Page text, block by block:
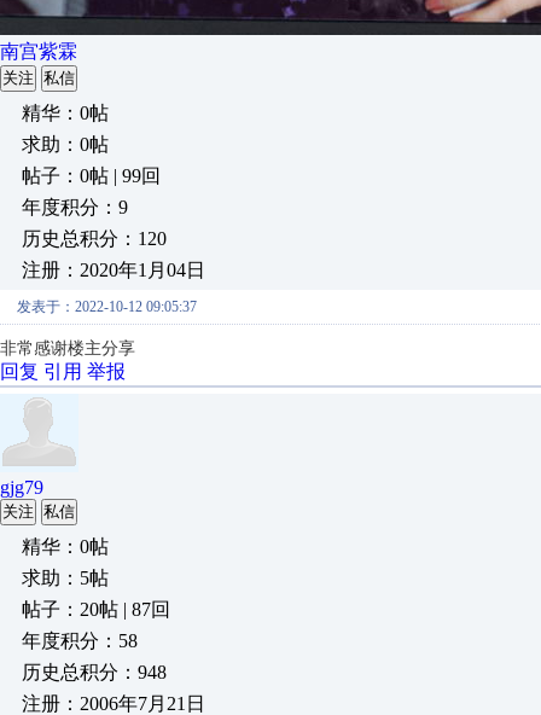
南宫紫霖
关注 私信
精华：0帖
求助：0帖
帖子：0帖 | 99回
年度积分：9
历史总积分：120
注册：2020年1月04日
发表于：2022-10-12 09:05:37
非常感谢楼主分享
回复 引用 举报
gjg79
关注 私信
精华：0帖
求助：5帖
帖子：20帖 | 87回
年度积分：58
历史总积分：948
注册：2006年7月21日